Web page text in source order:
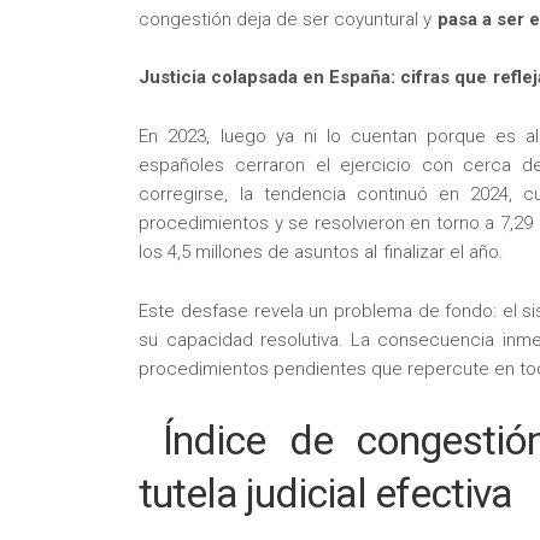
congestión deja de ser coyuntural y pasa a ser
Justicia colapsada en España: cifras que
En 2023, luego ya ni lo cuentan porque es
españoles cerraron el ejercicio con cerca
corregirse, la tendencia continuó en 2024,
procedimientos y se resolvieron en torno a
los 4,5 millones de asuntos al finalizar el año.
Este desfase revela un problema de fondo: el
su capacidad resolutiva. La consecuencia
procedimientos pendientes que repercute en
Índice de
tutela judicial efectiva